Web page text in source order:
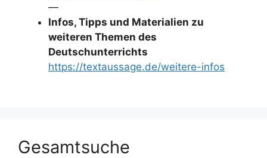
—
Infos, Tipps und Materialien zu
weiteren Themen des
Deutschunterrichts
https://textaussage.de/weitere-infos
Gesamtsuche